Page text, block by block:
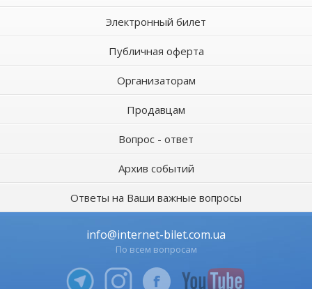
Электронный билет
Публичная оферта
Организаторам
Продавцам
Вопрос - ответ
Архив событий
Ответы на Ваши важные вопросы
info@internet-bilet.com.ua
По всем вопросам